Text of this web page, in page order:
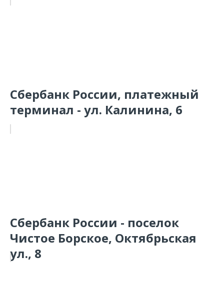
Сбербанк России, платежный
терминал - ул. Калинина, 6
Сбербанк России - поселок
Чистое Борское, Октябрьская
ул., 8